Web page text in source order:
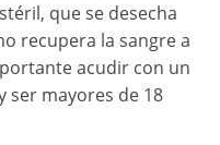
que se desecha
recupera la sangre a
acudir con un
ser mayores de 18